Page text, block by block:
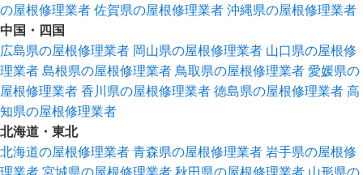
の屋根修理業者 佐賀県の屋根修理業者 沖縄県の屋根修理業者
中国・四国
広島県の屋根修理業者 岡山県の屋根修理業者 山口県の屋根修
理業者 島根県の屋根修理業者 鳥取県の屋根修理業者 愛媛県の
屋根修理業者 香川県の屋根修理業者 徳島県の屋根修理業者 高
知県の屋根修理業者
北海道・東北
北海道の屋根修理業者 青森県の屋根修理業者 岩手県の屋根修
理業者 宮城県の屋根修理業者 秋田県の屋根修理業者 山形県の